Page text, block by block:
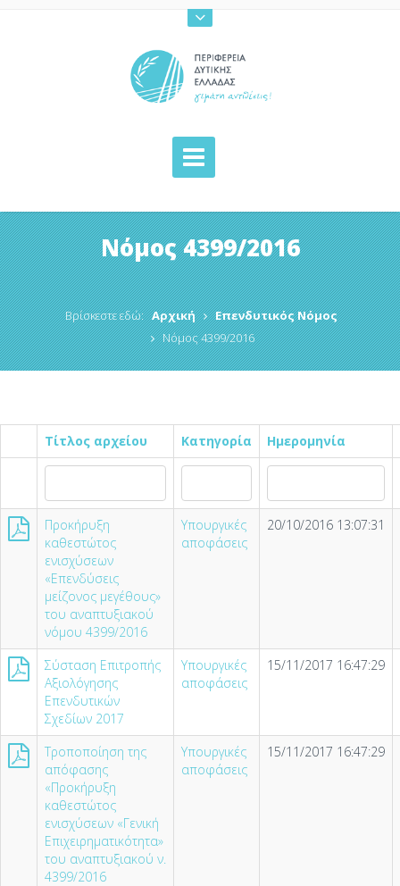
Νόμος 4399/2016
Βρίσκεστε εδώ: Αρχική
Επενδυτικός Νόμος
Νόμος 4399/2016
Τίτλος αρχείου Κατηγορία Ημερομηνία
Προκήρυξη
καθεστώτος
ενισχύσεων
«Επενδύσεις
μείζονος μεγέθους»
του αναπτυξιακού
νόμου 4399/2016
Υπουργικές
αποφάσεις
20/10/2016 13:07:31
Σύσταση Επιτροπής
Αξιολόγησης
Επενδυτικών
Σχεδίων 2017
Υπουργικές
αποφάσεις
15/11/2017 16:47:29
Τροποποίηση της
απόφασης
«Προκήρυξη
καθεστώτος
ενισχύσεων «Γενική
Επιχειρηματικότητα»
του αναπτυξιακού ν.
4399/2016
Υπουργικές
αποφάσεις
15/11/2017 16:47:29